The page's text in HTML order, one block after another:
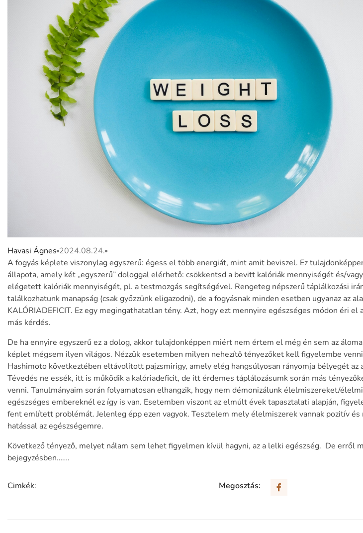
Havasi Ágnes 2024.08.24.
A fogyás képlete viszonylag egyszerű: égess el több energiát, mint amit beviszel. Ez
állapota, amely két „egyszerű” dologgal elérhető: csökkentsd a bevitt kalóriák mennyiségét és/
elégetett kalóriák mennyiségét, pl. a testmozgás segítségével. Rengeteg népszerű táplálkozási
találkozhatunk manapság (csak győzzünk eligazodni), de a fogyásnak minden esetben ugyanaz az
KALÓRIADEFICIT. Ez egy megingathatatlan tény. Azt, hogy ezt mennyire egészséges módon éri el
más kérdés.
De ha ennyire egyszerű ez a dolog, akkor tulajdonképpen miért nem értem el még én sem az
képlet mégsem ilyen világos. Nézzük esetemben milyen nehezítő tényezőket kell figyelembe
Hashimoto következtében eltávolított pajzsmirigy, amely elég hangsúlyosan rányomja bélyegét az
Tévedés ne essék, itt is működik a kalóriadeficit, de itt érdemes táplálozásumk során más
venni. Tanulmányaim során folyamatosan elhangzik, hogy nem démonizálunk élelmiszereket/
egészséges embereknél ez így is van. Esetemben viszont az elmúlt évek tapasztalati alapján,
fent említett problémát. Jelenleg épp ezen vagyok. Tesztelem mely élelmiszerek vannak pozitív
hatással az egészségemre.
Következő tényező, melyet nálam sem lehet figyelmen kívül hagyni, az a lelki egészség. De erről
bejegyzésben…….
Cimkék: Megosztás: